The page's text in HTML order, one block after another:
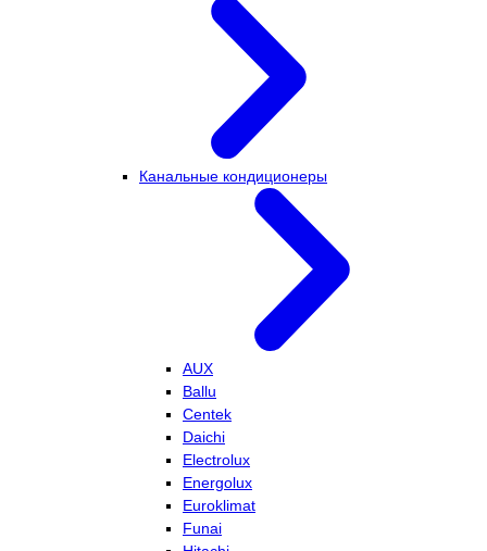
Канальные кондиционеры
AUX
Ballu
Centek
Daichi
Electrolux
Energolux
Euroklimat
Funai